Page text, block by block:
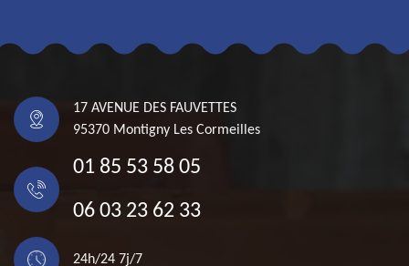
17 AVENUE DES FAUVETTES
95370 Montigny Les Cormeilles
01 85 53 58 05
06 03 23 62 33
24h/24 7j/7